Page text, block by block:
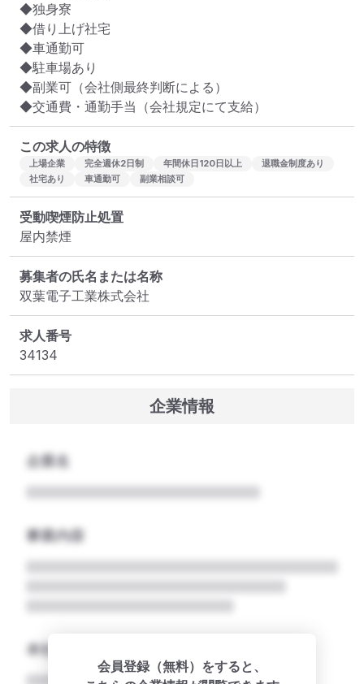
◆独身寮
◆借り上げ社宅
◆車通勤可
◆駐車場あり
◆副業可（会社側最終判断による）
◆交通費・通勤手当（会社規定にて支給）
この求人の特徴
上場企業 完全週休2日制 年間休日120日以上
退職金制度あり
社宅あり
車通勤可 副業相談可
受動喫煙防止処置
屋内禁煙
募集者の氏名または名称
双葉電子工業株式会社
求人番号
34134
企業情報
企業名
事業内容
本社所在地名
会員登録（無料）をすると、